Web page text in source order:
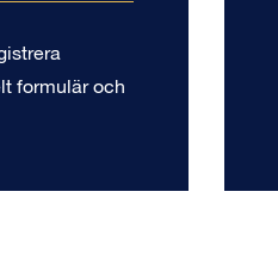
formulär och